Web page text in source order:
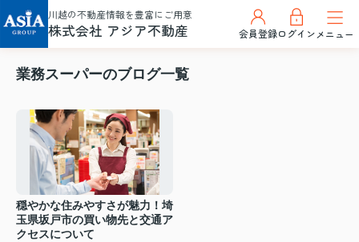
川越の不動産情報を豊富にご用意
株式会社 アジア不動産 会員登録ログインメニュー
業務スーパーのブログ一覧
穏やかな住みやすさが魅力！埼
玉県坂戸市の買い物先と交通ア
クセスについて